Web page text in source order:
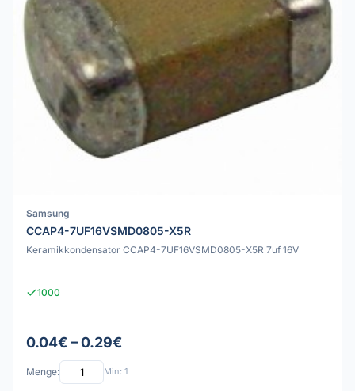
Samsung
CCAP4-7UF16VSMD0805-X5R
Keramikkondensator CCAP4-7UF16VSMD0805-X5R 7uf 16V
1000
0.04€ – 0.29€
Menge: Min: 1